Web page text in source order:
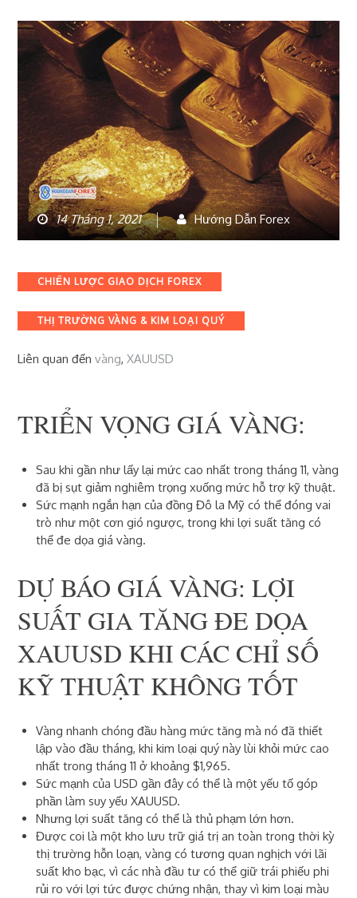
14 Tháng 1, 2021 Hướng Dẫn Forex
Categories
CHIẾN LƯỢC GIAO DỊCH FOREX
THỊ TRƯỜNG VÀNG & KIM LOẠI QUÝ
Liên quan đếnvàng,XAUUSD
TRIỂN VỌNG GIÁ VÀNG:
Sau khi gần như lấy lại mức cao nhất trong tháng 11, vàng
đã bị sụt giảm nghiêm trọng xuống mức hỗ trợ kỹ thuật.
Sức mạnh ngắn hạn của đồng Đô la Mỹ có thể đóng vai
trò như một cơn gió ngược, trong khi lợi suất tăng có
thể đe dọa giá vàng.
DỰ BÁO GIÁ VÀNG: LỢI
SUẤT GIA TĂNG ĐE DỌA
XAUUSD KHI CÁC CHỈ SỐ
KỸ THUẬT KHÔNG TỐT
Vàng nhanh chóng đầu hàng mức tăng mà nó đã thiết
lập vào đầu tháng, khi kim loại quý này lùi khỏi mức cao
nhất trong tháng 11 ở khoảng $1,965.
Sức mạnh của USD gần đây có thể là một yếu tố góp
phần làm suy yếu XAUUSD.
Nhưng lợi suất tăng có thể là thủ phạm lớn hơn.
Được coi là một kho lưu trữ giá trị an toàn trong thời kỳ
thị trường hỗn loạn, vàng có tương quan nghịch với lãi
suất kho bạc, vì các nhà đầu tư có thể giữ trái phiếu phi
rủi ro với lợi tức được chứng nhận, thay vì kim loại màu